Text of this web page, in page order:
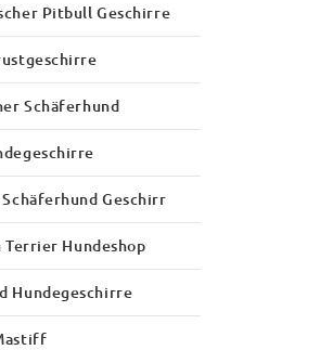
Pitbull Geschirre
Schäferhund
Geschirr
Terrier Hundeshop
Hundegeschirre